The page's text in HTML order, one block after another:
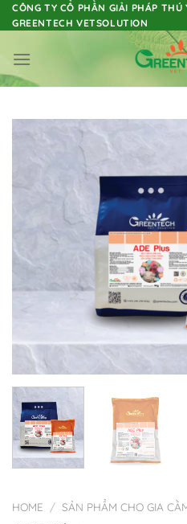
Skip
to
CÔNG TY CỔ PHẦN GIẢI PHÁP
GREENTECH VETSOLUTION
HOME / SẢN PHẨM CHO GIA